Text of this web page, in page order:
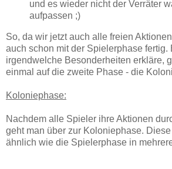
und es wieder nicht der Verräter
aufpassen ;)
So, da wir jetzt auch alle freien
auch schon mit der Spielerphase fertig.
irgendwelche Besonderheiten erkläre,
einmal auf die zweite Phase - die
Koloniephase:
Nachdem alle Spieler ihre Aktionen
geht man über zur Koloniephase.
ähnlich wie die Spielerphase in